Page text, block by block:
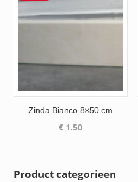
Zinda Bianco 8×50 cm
€ 1.50
Product categorieen